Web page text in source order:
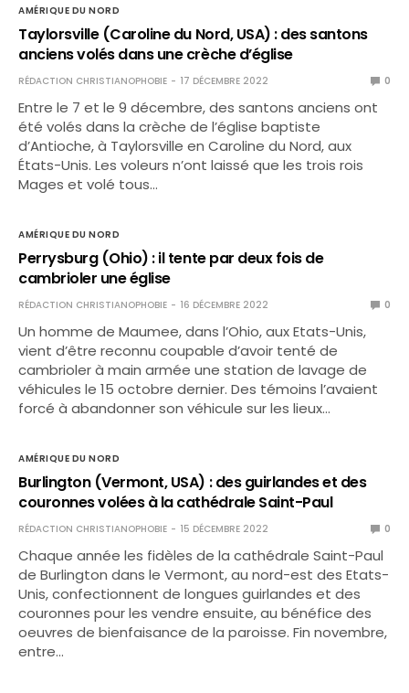
AMÉRIQUE DU NORD
Taylorsville (Caroline du Nord, USA) : des santons
anciens volés dans une crèche d’église
RÉDACTION CHRISTIANOPHOBIE 17 DÉCEMBRE 2022 0
Entre le 7 et le 9 décembre, des santons anciens ont
été volés dans la crèche de l’église baptiste
d’Antioche, à Taylorsville en Caroline du Nord, aux
États-Unis. Les voleurs n’ont laissé que les trois rois
Mages et volé tous…
AMÉRIQUE DU NORD
Perrysburg (Ohio) : il tente par deux fois de
cambrioler une église
RÉDACTION CHRISTIANOPHOBIE 16 DÉCEMBRE 2022 0
Un homme de Maumee, dans l’Ohio, aux Etats-Unis,
vient d’être reconnu coupable d’avoir tenté de
cambrioler à main armée une station de lavage de
véhicules le 15 octobre dernier. Des témoins l’avaient
forcé à abandonner son véhicule sur les lieux…
AMÉRIQUE DU NORD
Burlington (Vermont, USA) : des guirlandes et des
couronnes volées à la cathédrale Saint-Paul
RÉDACTION CHRISTIANOPHOBIE 15 DÉCEMBRE 2022 0
Chaque année les fidèles de la cathédrale Saint-Paul
de Burlington dans le Vermont, au nord-est des Etats-
Unis, confectionnent de longues guirlandes et des
couronnes pour les vendre ensuite, au bénéfice des
oeuvres de bienfaisance de la paroisse. Fin novembre,
entre…